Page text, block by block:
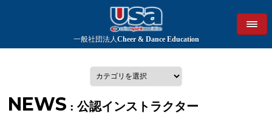
一般社団法人 Cheer & Dance Education
NEWS : 公認インストラクター